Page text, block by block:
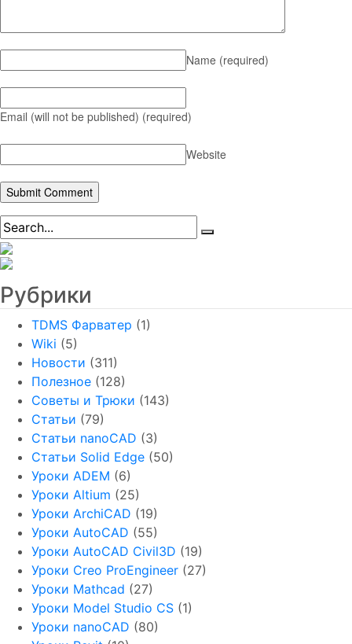
Name (required)
Email (will not be published) (required)
Website
Рубрики
TDMS Фарватер (1)
Wiki (5)
Новости (311)
Полезное (128)
Советы и Трюки (143)
Статьи (79)
Статьи nanoCAD (3)
Статьи Solid Edge (50)
Уроки ADEM (6)
Уроки Altium (25)
Уроки ArchiCAD (19)
Уроки AutoCAD (55)
Уроки AutoCAD Civil3D (19)
Уроки Creo ProEngineer (27)
Уроки Mathcad (27)
Уроки Model Studio CS (1)
Уроки nanoCAD (80)